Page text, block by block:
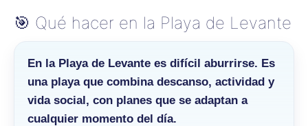
🎯 Qué hacer en la Playa de Levante
En la Playa de Levante es difícil aburrirse. Es
una playa que combina descanso, actividad y
vida social, con planes que se adaptan a
cualquier momento del día.